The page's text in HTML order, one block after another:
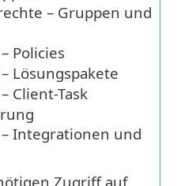
– Gruppen und
Policies
Lösungspakete
Client-Task
Integrationen und
Zugriff auf